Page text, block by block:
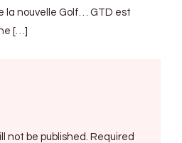
la nouvelle Golf… GTD est
[…]
not be published. Required